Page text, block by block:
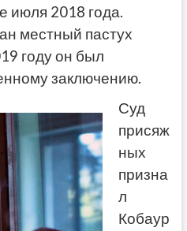
июля 2018 года.
местный пастух
году он был
заключению.
Суд
присяж
ных
призна
л
Кобаур